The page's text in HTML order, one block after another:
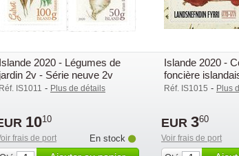
Islande 2020 - Légumes de
jardin 2v - Série neuve 2v
Réf. IS1011 - Plus de détails
1010
frais de port
En stock
Islande 2020 -
foncière
neuf
Réf. IS1015 - Plus
EUR 360
Voir frais de port